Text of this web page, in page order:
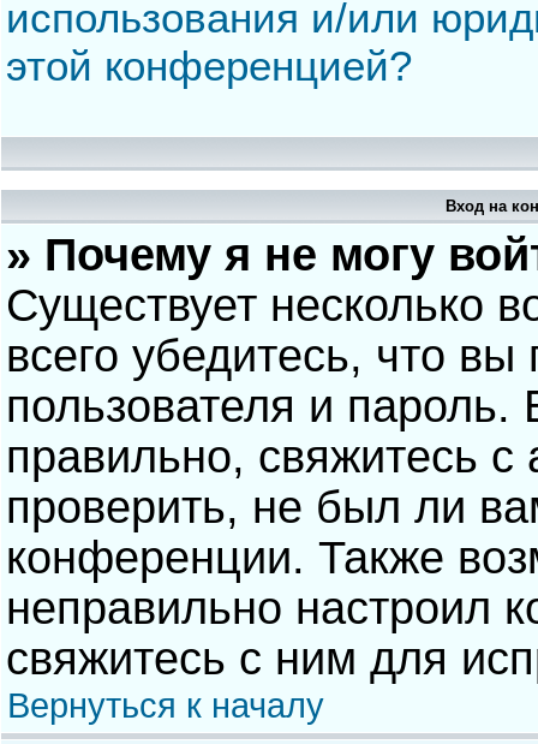
использования и/или
этой конференцией?
Вход на
» Почему я не могу
Существует несколько
всего убедитесь, что
пользователя и
правильно, свяжитесь
проверить, не был ли
конференции. Также
неправильно настроил
свяжитесь с ним для
Вернуться к началу